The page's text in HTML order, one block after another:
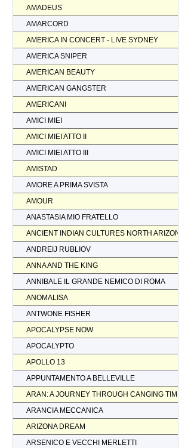
AMADEUS
AMARCORD
AMERICA IN CONCERT - LIVE SYDNEY
AMERICA SNIPER
AMERICAN BEAUTY
AMERICAN GANGSTER
AMERICANI
AMICI MIEI
AMICI MIEI ATTO II
AMICI MIEI ATTO III
AMISTAD
AMORE A PRIMA SVISTA
AMOUR
ANASTASIA MIO FRATELLO
ANCIENT INDIAN CULTURES NORTH ARIZONA
ANDREIJ RUBLIOV
ANNA AND THE KING
ANNIBALE IL GRANDE NEMICO DI ROMA
ANOMALISA
ANTWONE FISHER
APOCALYPSE NOW
APOCALYPTO
APOLLO 13
APPUNTAMENTO A BELLEVILLE
ARAN: A JOURNEY THROUGH CANGING TIMES
ARANCIA MECCANICA
ARIZONA DREAM
ARSENICO E VECCHI MERLETTI